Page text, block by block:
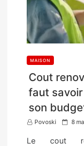
MAISON
Cout
faut
son
Povoski
P 8
Le cout